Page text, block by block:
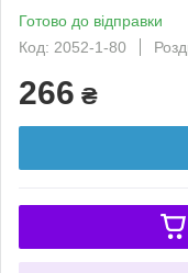
Готово до відправки
Код: 2052-1-80
266 ₴